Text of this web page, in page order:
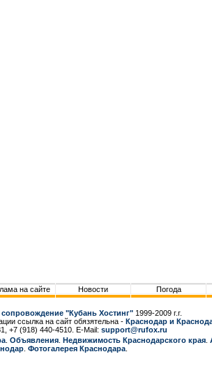
на сайте Новости Погода
сопровождение "Кубань Хостинг" 1999-2009 г.г.
ссылка на сайт обязятельна - Краснодар и
+7 (918) 440-4510. E-Mail: support@rufox.ru
Объявления Недвижимость Краснодарcкого края
Фотогалерея Краснодара